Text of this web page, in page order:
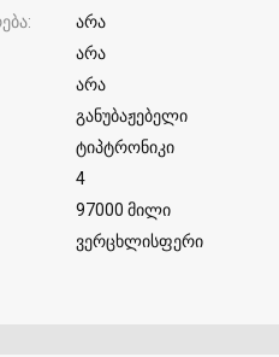
არა
არა
არა
განუბაჟებელი
ტიპტრონიკი
4
97000 მილი
ვერცხლისფერი